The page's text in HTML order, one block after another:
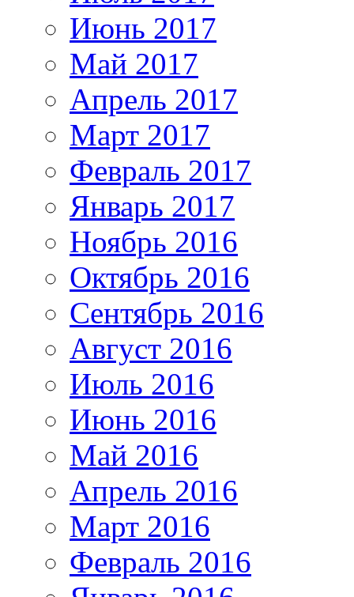
Июнь 2017
Май 2017
Апрель 2017
Март 2017
Февраль 2017
Январь 2017
Ноябрь 2016
Октябрь 2016
Сентябрь 2016
Август 2016
Июль 2016
Июнь 2016
Май 2016
Апрель 2016
Март 2016
Февраль 2016